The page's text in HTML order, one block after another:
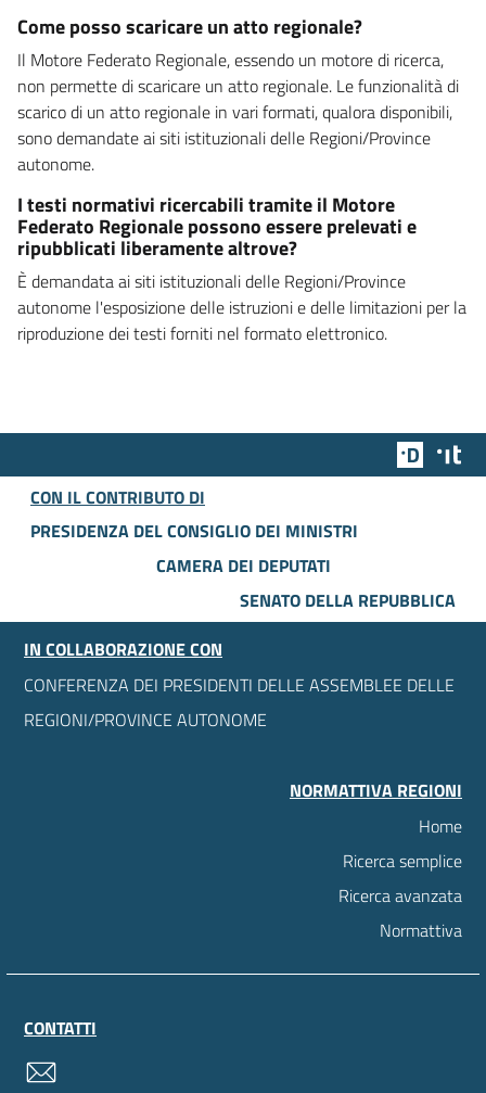
Come posso scaricare un atto regionale?
Il Motore Federato Regionale, essendo un motore di ricerca,
non permette di scaricare un atto regionale. Le funzionalità di
scarico di un atto regionale in vari formati, qualora disponibili,
sono demandate ai siti istituzionali delle Regioni/Province
autonome.
I testi normativi ricercabili tramite il Motore
Federato Regionale possono essere prelevati e
ripubblicati liberamente altrove?
È demandata ai siti istituzionali delle Regioni/Province
autonome l'esposizione delle istruzioni e delle limitazioni per la
riproduzione dei testi forniti nel formato elettronico.
Team
CON IL CONTRIBUTO DI
PRESIDENZA DEL CONSIGLIO DEI MINISTRI
CAMERA DEI DEPUTATI
SENATO DELLA REPUBBLICA
IN COLLABORAZIONE CON
CONFERENZA DEI PRESIDENTI DELLE ASSEMBLEE DELLE
REGIONI/PROVINCE AUTONOME
NORMATTIVA REGIONI
Home
Ricerca semplice
Ricerca avanzata
Normattiva
CONTATTI